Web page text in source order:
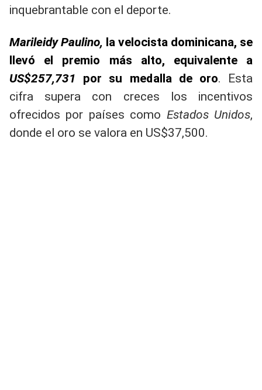
inquebrantable con el deporte.
Marileidy Paulino, la velocista dominicana, se
llevó el premio más alto, equivalente a
US$257,731 por su medalla de oro. Esta
cifra supera con creces los incentivos
ofrecidos por países como Estados Unidos,
donde el oro se valora en US$37,500.